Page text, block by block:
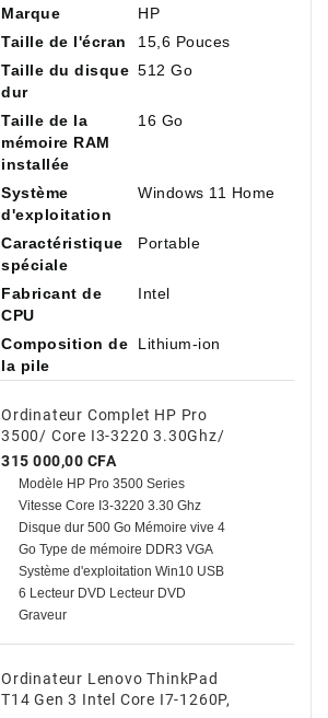
Marque
HP
Taille de l'écran
15,6 Pouces
Taille du disque
dur
512 Go
Taille de la
mémoire RAM
installée
16 Go
Système
d'exploitation
Windows 11 Home
Caractéristique
spéciale
Portable
Fabricant de
CPU
Intel
Composition de
la pile
Lithium-ion
Ordinateur Complet HP Pro
3500/ Core I3-3220 3.30Ghz/
500 Go HDD / 4 Go Avec TVA
Prix
315 000,00 CFA
Modèle HP Pro 3500 Series
Vitesse Core I3-3220 3.30 Ghz
Disque dur 500 Go Mémoire vive 4
Go Type de mémoire DDR3 VGA
Système d'exploitation Win10 USB
6 Lecteur DVD Lecteur DVD
Graveur
Ordinateur Lenovo ThinkPad
T14 Gen 3 Intel Core I7-1260P,